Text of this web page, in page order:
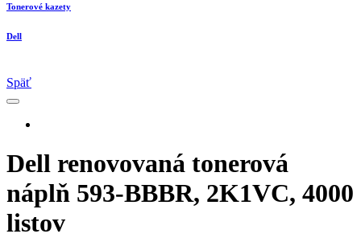
Tonerové kazety
Dell
Späť
Dell renovovaná tonerová
náplň 593-BBBR, 2K1VC, 4000
listov